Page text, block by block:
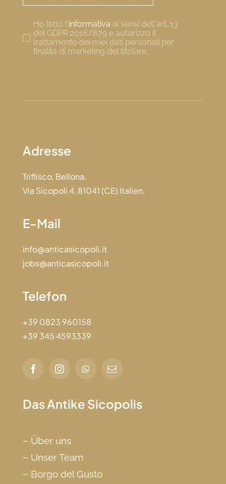
Ho letto l'informativa ai sensi dell'art. 13
del GDPR 2016/679 e autorizzo il
trattamento dei miei dati personali per
finalità di marketing del titolare.
Adresse
Triflisco, Bellona.
Via Sicopoli 4, 81041 (CE) Italien.
E-Mail
info@anticasicopoli.it
jobs@anticasicopoli.it
Telefon
+39 0823 960158
+39 345 4593339
Das Antike Sicopolis
– Über uns
– Unser Team
– Borgo del Gusto